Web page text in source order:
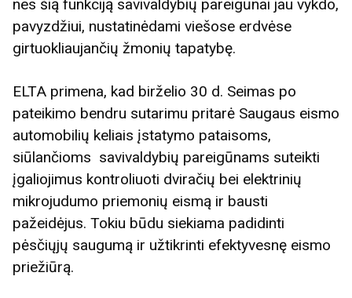
nes šią funkciją savivaldybių pareigūnai jau vykdo,
pavyzdžiui, nustatinėdami viešose erdvėse
girtuokliaujančių žmonių tapatybę.
ELTA primena, kad birželio 30 d. Seimas po
pateikimo bendru sutarimu pritarė Saugaus eismo
automobilių keliais įstatymo pataisoms,
siūlančioms savivaldybių pareigūnams suteikti
įgaliojimus kontroliuoti dviračių bei elektrinių
mikrojudumo priemonių eismą ir bausti
pažeidėjus. Tokiu būdu siekiama padidinti
pėsčiųjų saugumą ir užtikrinti efektyvesnę eismo
priežiūrą.